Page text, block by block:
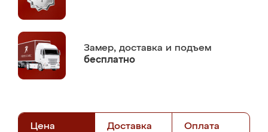
Замер, доставка и подъем
бесплатно
Цена Доставка Оплата